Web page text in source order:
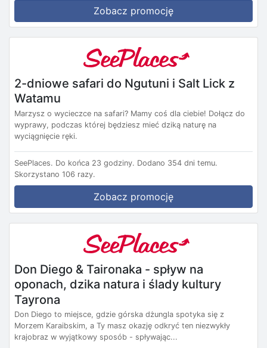
Zobacz promocję
2-dniowe safari do Ngutuni i Salt Lick z
Watamu
Marzysz o wycieczce na safari? Mamy coś dla ciebie! Dołącz do
wyprawy, podczas której będziesz mieć dziką naturę na
wyciągnięcie ręki.
SeePlaces. Do końca 23 godziny. Dodano 354 dni temu.
Skorzystano 106 razy.
Zobacz promocję
Don Diego & Taironaka - spływ na
oponach, dzika natura i ślady kultury
Tayrona
Don Diego to miejsce, gdzie górska dżungla spotyka się z
Morzem Karaibskim, a Ty masz okazję odkryć ten niezwykły
krajobraz w wyjątkowy sposób - spływając...